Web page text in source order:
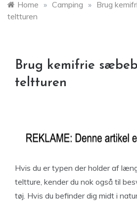
Home » Camping » Brug
teltturen
Brug kemifrie
teltturen
Hvis du er typen der holder af
teltture, kender du nok også til
tøj. Hvis du befinder dig midt i